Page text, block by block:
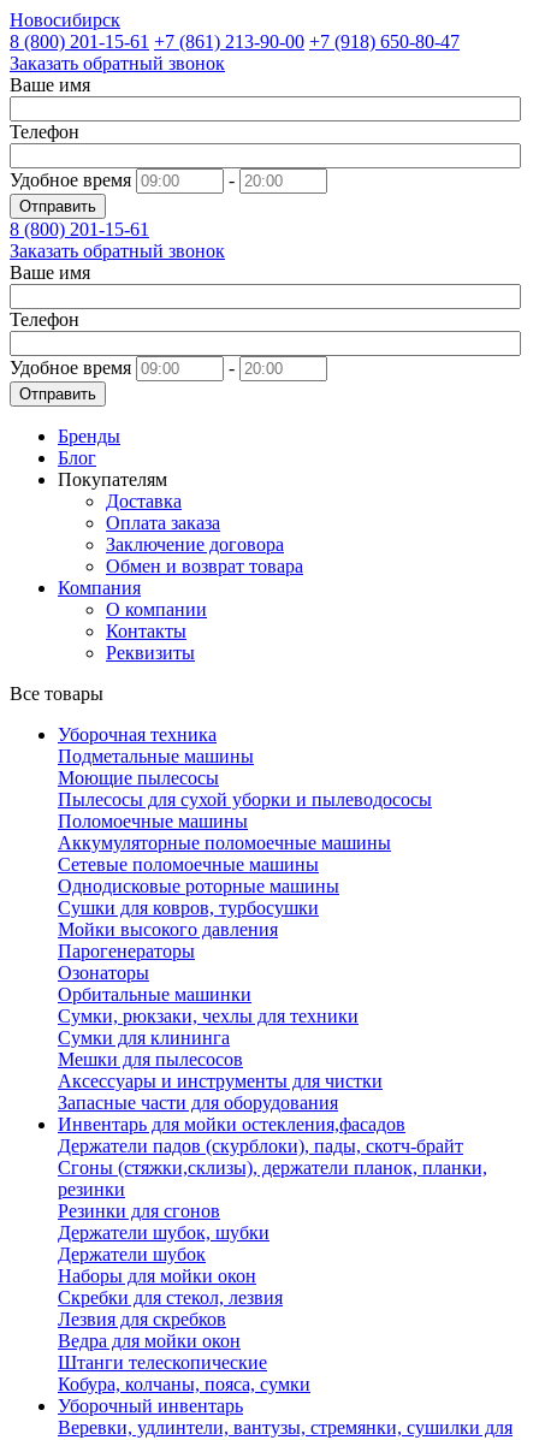
Новосибирск
8 (800) 201-15-61 +7 (861) 213-90-00 +7 (918) 650-80-47
Заказать обратный звонок
Ваше имя
Телефон
Удобное время -
Отправить
8 (800) 201-15-61
Заказать обратный звонок
Ваше имя
Телефон
Удобное время -
Отправить
Бренды
Блог
Покупателям
Доставка
Оплата заказа
Заключение договора
Обмен и возврат товара
Компания
О компании
Контакты
Реквизиты
Все товары
Уборочная техника
Подметальные машины
Моющие пылесосы
Пылесосы для сухой уборки и пылеводососы
Поломоечные машины
Аккумуляторные поломоечные машины
Сетевые поломоечные машины
Однодисковые роторные машины
Сушки для ковров, турбосушки
Мойки высокого давления
Парогенераторы
Озонаторы
Орбитальные машинки
Сумки, рюкзаки, чехлы для техники
Сумки для клининга
Мешки для пылесосов
Аксессуары и инструменты для чистки
Запасные части для оборудования
Инвентарь для мойки остекления,фасадов
Держатели падов (скурблоки), пады, скотч-брайт
Сгоны (стяжки,склизы), держатели планок, планки,
резинки
Резинки для сгонов
Держатели шубок, шубки
Держатели шубок
Наборы для мойки окон
Скребки для стекол, лезвия
Лезвия для скребков
Ведра для мойки окон
Штанги телескопические
Кобура, колчаны, пояса, сумки
Уборочный инвентарь
Веревки, удлинтели, вантузы, стремянки, сушилки для